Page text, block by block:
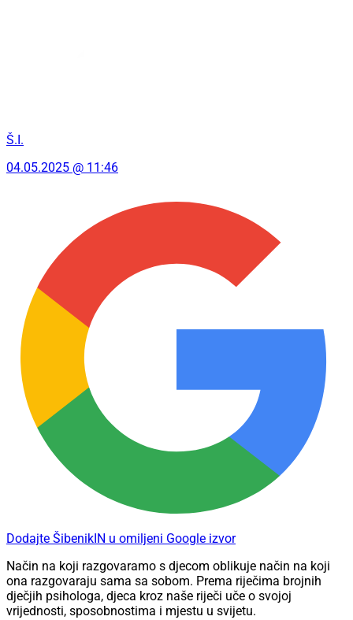
Š.I.
04.05.2025 @ 11:46
Dodajte ŠibenikIN u omiljeni Google izvor
Način na koji razgovaramo s djecom oblikuje način na koji
ona razgovaraju sama sa sobom. Prema riječima brojnih
dječjih psihologa, djeca kroz naše riječi uče o svojoj
vrijednosti, sposobnostima i mjestu u svijetu.